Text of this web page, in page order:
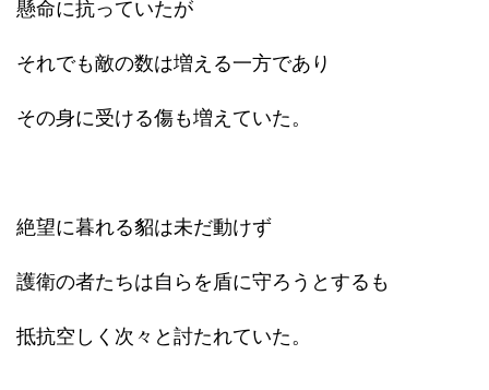
懸命に抗っていたが
それでも敵の数は増える一方であり
その身に受ける傷も増えていた。
絶望に暮れる貂は未だ動けず
護衛の者たちは自らを盾に守ろうとするも
抵抗空しく次々と討たれていた。